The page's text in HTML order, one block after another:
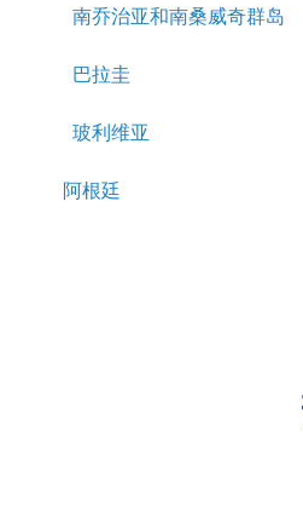
南乔治亚和南桑威奇群岛
巴拉圭
玻利维亚
阿根廷